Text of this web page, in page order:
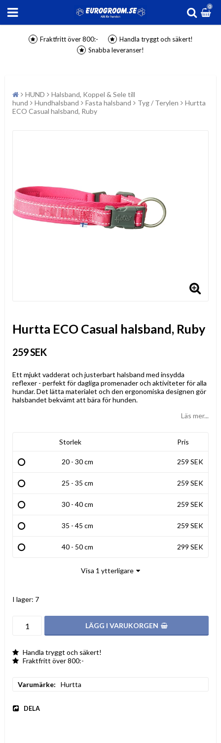
0
Fraktfritt över 800:-
Handla tryggt och säkert!
Snabba leveranser!
HUND
Halsband, Koppel & Sele till
hund
Hundhalsband Fasta halsband Tyg / Terylen
Hurtta
ECO Casual halsband, Ruby
Hurtta ECO Casual halsband, Ruby
259 SEK
Ett mjukt vadderat och justerbart halsband med insydda
reflexer - perfekt för dagliga promenader och aktiviteter för alla
hundar. Det lätta materialet och den ergonomiska designen gör
halsbandet bekvämt att bära för hunden.
Läs mer...
Storlek Pris
20 - 30 cm 259 SEK
25 - 35 cm 259 SEK
30 - 40 cm 259 SEK
35 - 45 cm 259 SEK
40 - 50 cm 299 SEK
Visa 1 ytterligare
I lager: 7
LÄGG I VARUKORGEN
Handla tryggt och säkert!
Fraktfritt över 800:-
Varumärke Hurtta
DELA